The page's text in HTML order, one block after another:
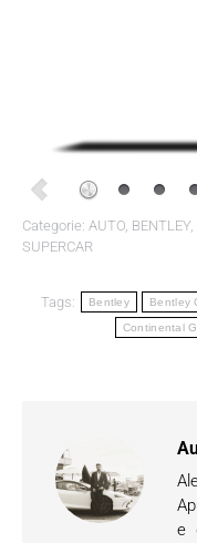
Categorie: AUTO, BENTLEY,
SUPERCAR
Tags: Bentley Bentley
Continental
e